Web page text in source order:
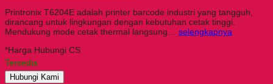
Printronix T6204E adalah printer barcode industri yang tangguh,
dirancang untuk lingkungan dengan kebutuhan cetak tinggi.
Mendukung mode cetak thermal langsung… selengkapnya
*Harga Hubungi CS
Tersedia
Hubungi Kami